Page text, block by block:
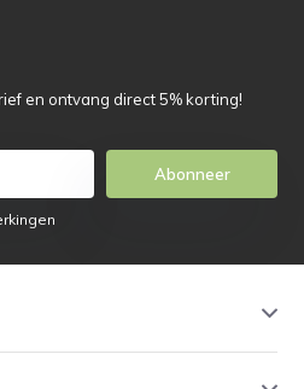
en ontvang direct 5% korting!
Abonneer